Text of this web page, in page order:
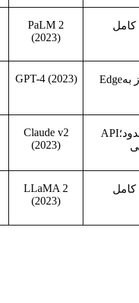
PaLM 2
(2023)
کامل
GPT-4 (2023) بهEdge
Claude v2
(2023)
API
LLaMA 2
(2023)
کامل